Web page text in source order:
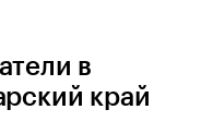
в
край